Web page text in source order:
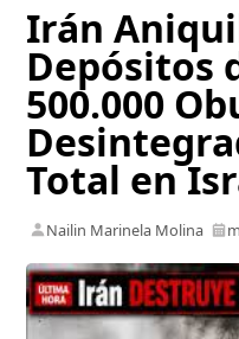
Irán
Depósitos
500.000
Total en
Nailin Marinela Molina